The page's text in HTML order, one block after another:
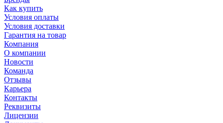
Как купить
Условия оплаты
Условия доставки
Гарантия на товар
Компания
О компании
Новости
Команда
Отзывы
Карьера
Контакты
Реквизиты
Лицензии